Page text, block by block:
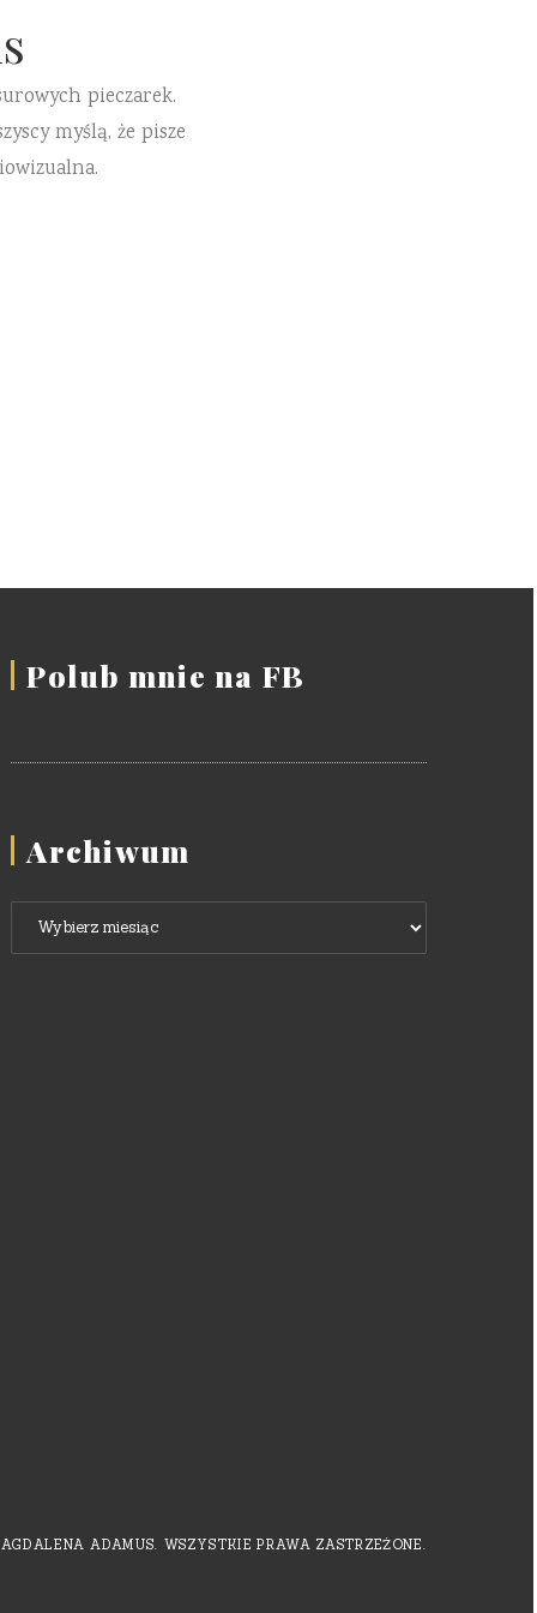
pieczarek.
myślą, że pisze
Polub mnie na FB
Archiwum
Archiwum
ADAMUS. WSZYSTKIE PRAWA ZASTRZEŻONE.